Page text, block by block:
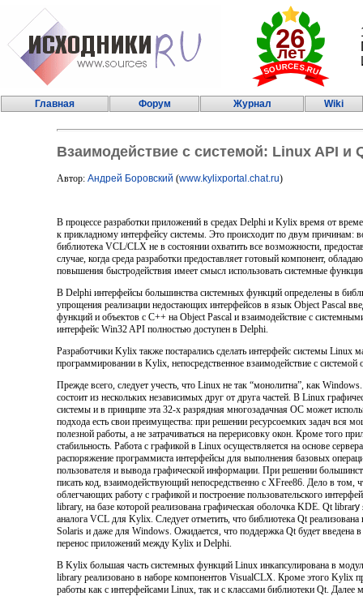
Главная Форум Журнал Wiki
Взаимодействие с системой: Linux API и
Автор: Андрей Боровский (www.kylixportal.chat.ru)
В процессе разработки приложений в средах Delphi и Kylix время от
к прикладному интерфейсу системы. Это происходит по двум
библиотека VCL/CLX не в состоянии охватить все возможности,
случае, когда среда разработки предоставляет готовый компонент,
повышения быстродействия имеет смысл использовать системные
В Delphi интерфейсы большинства системных функций определены в
упрощения реализации недостающих интерфейсов в язык Object Pascal
функций и объектов с С++ на Object Pascal и взаимодействие с
интерфейс Win32 API полностью доступен в Delphi.
Разработчики Kylix также постарались сделать интерфейс системы Linux
программировании в Kylix, непосредственное взаимодействие с
Прежде всего, следует учесть, что Linux не так “монолитна”, как
состоит из нескольких независимых друг от друга частей. В Linux
системы и в принципе эта 32-х разрядная многозадачная ОС может
подхода есть свои преимущества: при решении ресурсоемких задач вся
полезной работы, а не затрачиваться на перерисовку окон. Кроме того
стабильность. Работа с графикой в Linux осуществляется на основе
распоряжение программиста интерфейсы для выполнения базовых
пользователя и вывода графической информации. При решении
писать код, взаимодействующий непосредственно с XFree86. Дело в том,
облегчающих работу с графикой и построение пользовательского
library, на базе которой реализована графическая оболочка KDE. Qt library
аналога VCL для Kylix. Следует отметить, что библиотека Qt
Solaris и даже для Windows. Ожидается, что поддержка Qt будет введена
перенос приложений между Kylix и Delphi.
В Kylix большая часть системных функций Linux инкапсулирована в
library реализовано в наборе компонентов VisualCLX. Кроме этого Kylix
работы как с интерфейсами Linux, так и с классами библиотеки Qt.